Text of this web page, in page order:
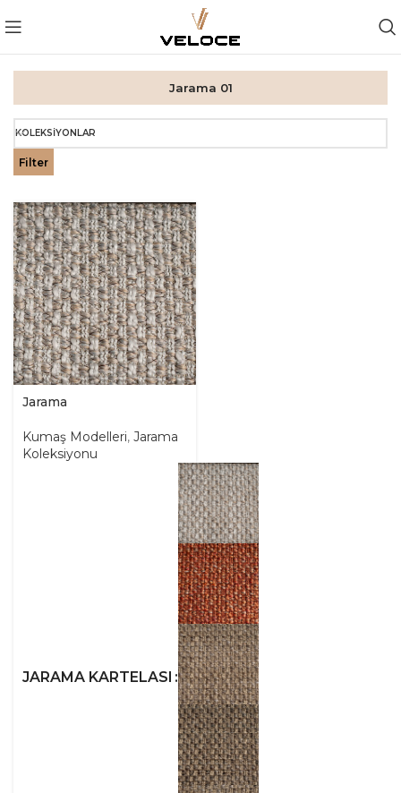
Jarama 01
KOLEKSIYONLAR
Filter
Jarama
Kumaş Modelleri, Jarama
Koleksiyonu
JARAMA KARTELASI